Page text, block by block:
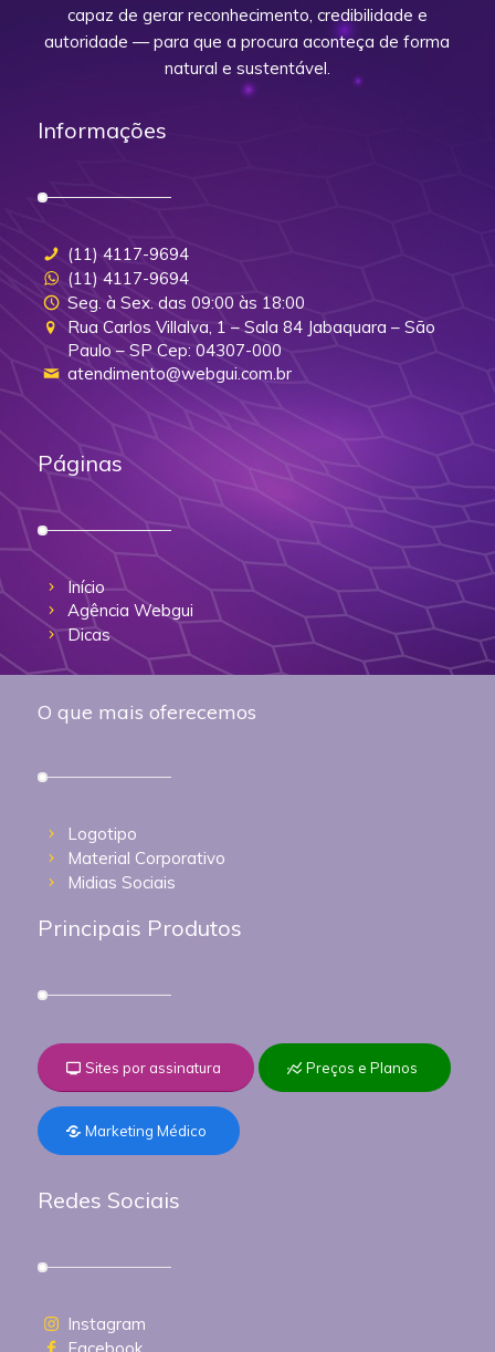
capaz de gerar reconhecimento, credibilidade e
autoridade — para que a procura aconteça de forma
natural e sustentável.
Informações
(11) 4117-9694
(11) 4117-9694
Seg. à Sex. das 09:00 às 18:00
Rua Carlos Villalva, 1 – Sala 84 Jabaquara – São
Paulo – SP Cep: 04307-000
atendimento@webgui.com.br
Páginas
Início
Agência Webgui
Dicas
O que mais oferecemos
Logotipo
Material Corporativo
Midias Sociais
Principais Produtos
Sites por assinatura Preços e Planos
Marketing Médico
Redes Sociais
Instagram